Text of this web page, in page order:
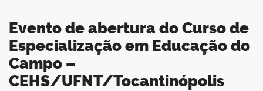
Evento de abertura do Curso de
Especialização em Educação do
Campo –
CEHS/UFNT/Tocantinópolis